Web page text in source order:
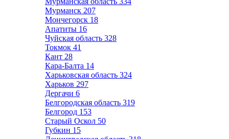
Мурманск 207
Мончегорск 18
Апатиты 16
Чуйская область 328
Токмок 41
Кант 28
Кара-Балта 14
Харьковская область 324
Харьков 297
Дергачи 6
Белгородская область 319
Белгород 153
Старый Оскол 50
Губкин 15